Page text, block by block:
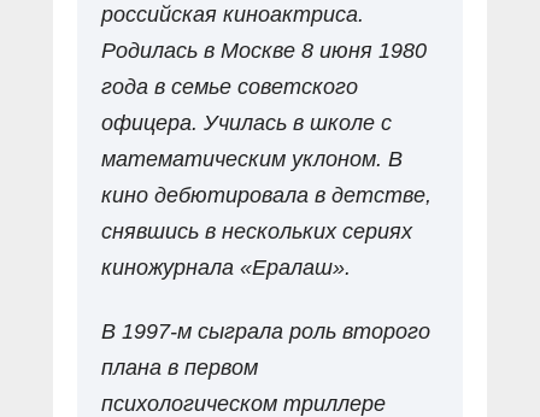
российская киноактриса.
Родилась в Москве 8 июня 1980
года в семье советского
офицера. Училась в школе с
математическим уклоном. В
кино дебютировала в детстве,
снявшись в нескольких сериях
киножурнала «Ералаш».
В 1997-м сыграла роль второго
плана в первом
психологическом триллере